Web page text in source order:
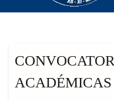
ACADÉMICAS